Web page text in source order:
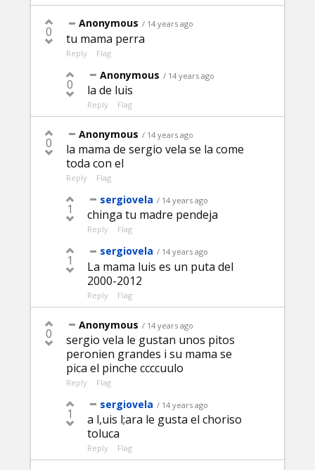
0
Anonymous / 14 years ago
tu mama perra
Reply Flag
0
Anonymous / 14 years ago
la de luis
Reply Flag
0
Anonymous / 14 years ago
la mama de sergio vela se la come
toda con el
Reply Flag
1
sergiovela / 14 years ago
chinga tu madre pendeja
Reply Flag
1
sergiovela / 14 years ago
La mama luis es un puta del
2000-2012
Reply Flag
0
Anonymous / 14 years ago
sergio vela le gustan unos pitos
peronien grandes i su mama se
pica el pinche ccccuulo
Reply Flag
1
sergiovela / 14 years ago
a l,uis l;ara le gusta el choriso
toluca
Reply Flag